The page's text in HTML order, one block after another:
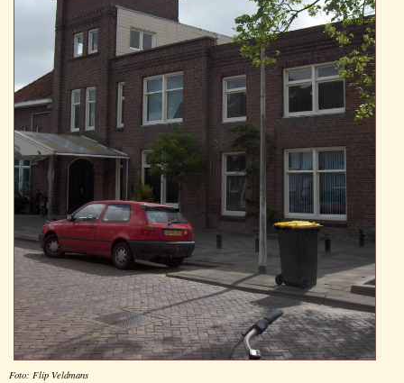
Foto: Flip Veldmans